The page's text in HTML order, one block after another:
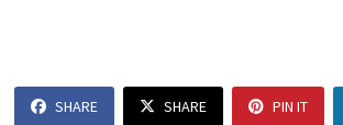
SHARE SHARE PIN IT